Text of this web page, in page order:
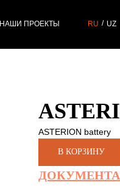
НАШИ ПРОЕКТЫ RU UZ
/
ASTERION battery
В КОРЗИНУ